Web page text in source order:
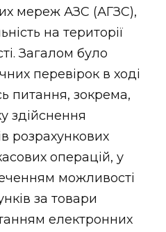
УКРАЇНИ
мереж АЗС (АГЗС),
на території
Загалом було
перевірок в ході
питання, зокрема,
здійснення
розрахункових
операцій, у
можливості
за товари
електронних